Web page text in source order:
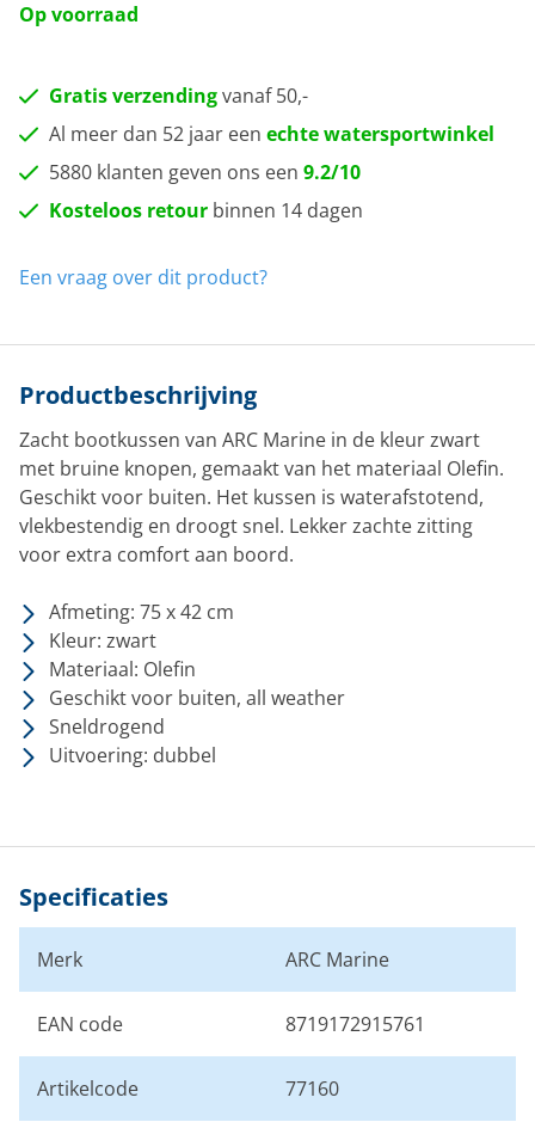
Op voorraad
Gratis verzendingvanaf 50,-
Al meer dan 52 jaar een echte watersportwinkel
5880 klanten geven ons een 9.2/10
Kosteloos retour binnen 14 dagen
Een vraag over dit product?
Productbeschrijving
Zacht bootkussen van ARC Marine in de kleur zwart
met bruine knopen, gemaakt van het materiaal Olefin.
Geschikt voor buiten. Het kussen is waterafstotend,
vlekbestendig en droogt snel. Lekker zachte zitting
voor extra comfort aan boord.
Afmeting: 75 x 42 cm
Kleur: zwart
Materiaal: Olefin
Geschikt voor buiten, all weather
Sneldrogend
Uitvoering: dubbel
Specificaties
Merk ARC Marine
EAN code 8719172915761
Artikelcode 77160